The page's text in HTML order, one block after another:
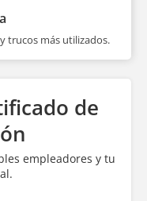
trucos más utilizados.
de
empleadores y tu